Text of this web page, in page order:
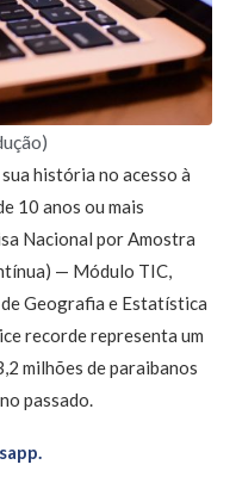
história no acesso à
10 anos ou mais
Nacional por Amostra
— Módulo TIC,
Geografia e Estatística
recorde representa um
milhões de paraibanos
passado.